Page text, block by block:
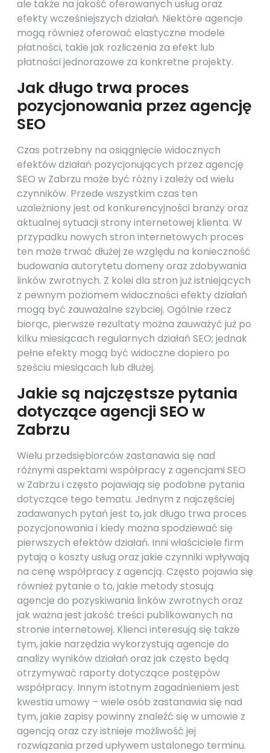
ale także na jakość oferowanych usług oraz
efekty wcześniejszych działań. Niektóre agencje
mogą również oferować elastyczne modele
płatności, takie jak rozliczenia za efekt lub
płatności jednorazowe za konkretne projekty.
Jak długo trwa proces
pozycjonowania przez agencję
SEO
Czas potrzebny na osiągnięcie widocznych
efektów działań pozycjonujących przez agencję
SEO w Zabrzu może być różny i zależy od wielu
czynników. Przede wszystkim czas ten
uzależniony jest od konkurencyjności branży oraz
aktualnej sytuacji strony internetowej klienta. W
przypadku nowych stron internetowych proces
ten może trwać dłużej ze względu na konieczność
budowania autorytetu domeny oraz zdobywania
linków zwrotnych. Z kolei dla stron już istniejących
z pewnym poziomem widoczności efekty działań
mogą być zauważalne szybciej. Ogólnie rzecz
biorąc, pierwsze rezultaty można zauważyć już po
kilku miesiącach regularnych działań SEO; jednak
pełne efekty mogą być widoczne dopiero po
sześciu miesiącach lub dłużej.
Jakie są najczęstsze pytania
dotyczące agencji SEO w
Zabrzu
Wielu przedsiębiorców zastanawia się nad
różnymi aspektami współpracy z agencjami SEO
w Zabrzu i często pojawiają się podobne pytania
dotyczące tego tematu. Jednym z najczęściej
zadawanych pytań jest to, jak długo trwa proces
pozycjonowania i kiedy można spodziewać się
pierwszych efektów działań. Inni właściciele firm
pytają o koszty usług oraz jakie czynniki wpływają
na cenę współpracy z agencją. Często pojawia się
również pytanie o to, jakie metody stosują
agencje do pozyskiwania linków zwrotnych oraz
jak ważna jest jakość treści publikowanych na
stronie internetowej. Klienci interesują się także
tym, jakie narzędzia wykorzystują agencje do
analizy wyników działań oraz jak często będą
otrzymywać raporty dotyczące postępów
współpracy. Innym istotnym zagadnieniem jest
kwestia umowy – wiele osób zastanawia się nad
tym, jakie zapisy powinny znaleźć się w umowie z
agencją oraz czy istnieje możliwość jej
rozwiązania przed upływem ustalonego terminu.